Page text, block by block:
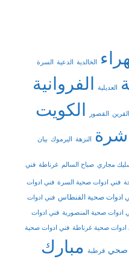
الخالدية الدعية السرة
العديلية الفروانية
القرين القصور الكويت
النزهة اليرموك بيان
مجاري صباح السالم غرناطة فني
فني ادوات صحية السرة فني ادوات
ادوات صحية الفنطاس فني ادوات
ادوات صحية المنصورية فني ادوات
ادوات صحية غرناطة فني ادوات صحية
صحي قرطبة مبارك